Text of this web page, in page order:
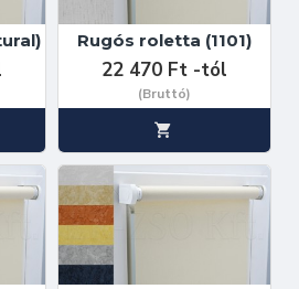
Rugós roletta (1101)
22 470 Ft -tól
(Bruttó)